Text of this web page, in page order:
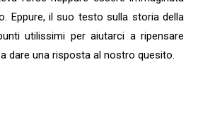
Eppure, il suo testo sulla storia della
utilissimi per aiutarci a ripensare
dare una risposta al nostro quesito.